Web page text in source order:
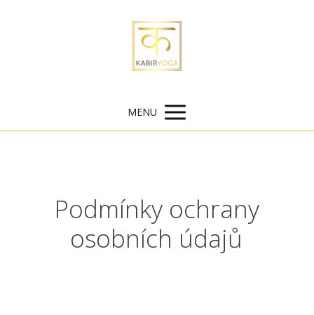
MENU
Podmínky ochrany
osobních údajů